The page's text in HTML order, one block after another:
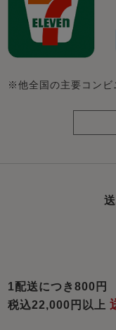
※他全国の主要コンビ
1配送につき800円
税込22,000円以上